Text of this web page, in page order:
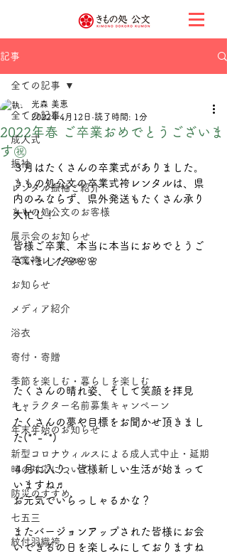
記事
全ての記事
成人式
振袖
レンタル振袖ご紹介
きもの処公文のお客様
展示会のお知らせ
卒業袴レンタル
お知らせ
メディア紹介
浴衣
寄付・寄贈
季節を楽しむ・暮らしを楽しむ
キャラクター名前募集キャンペーン
年末年始のお知らせ
新型コロナウィルスによる成人式中止・延期
時の対応について
防災のすすめ
七五三
紋付羽織袴
全ての記事
2022年春 ご卒業おめでとうございま
す㊗️
光森 美恵
2022年4月12日 読了時間: 1分
３月はたくさんの卒業式がありました。
きもの処公文の卒業式袴レンタルは、県
内のみならず、県外発送もたくさん承り
大忙し！
皆様ご卒業、本当に本当におめでとうご
ざいました🌸🌸🌸
たくさんの晴れ姿、そして笑顔を拝見
し、
たくさんの夢や目標をお聞かせ頂きまし
た(*^-^*)
４月に入り、皆様新しい生活が始まって
いますね♬
お元気でいらっしゃるかな？
またバージョンアップされた皆様にお会
いできるの日を楽しみにしておりますね